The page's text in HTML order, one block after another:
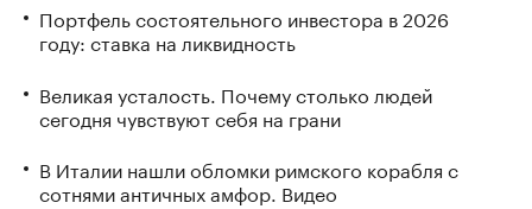
Портфель состоятельного инвестора в 2026
году: ставка на ликвидность
Великая усталость. Почему столько людей
сегодня чувствуют себя на грани
В Италии нашли обломки римского корабля с
сотнями античных амфор. Видео